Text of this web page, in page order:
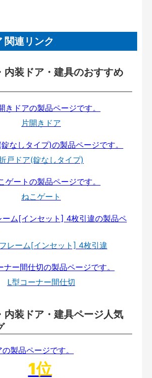
関連リンク
内装ドア・建具のおすすめ
片開きドア
戸ドア(錠なしタイプ)
ねこゲート
レーム[インセット] 4枚引違
L型コーナー間仕切
内装ドア・建具ページ人気